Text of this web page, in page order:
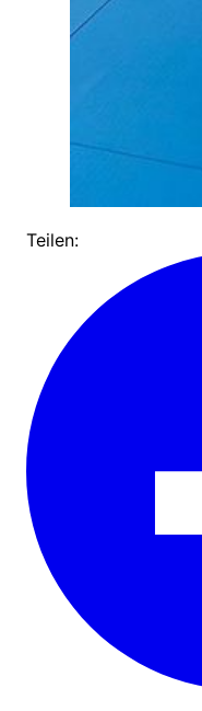
Teilen: